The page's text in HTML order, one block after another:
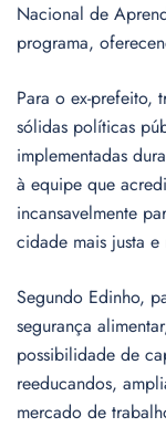
Nacional de
programa,
Para o ex-prefeito,
sólidas políticas
implementadas
à equipe que
incansavelmente
cidade mais justa e
Segundo Edinho,
segurança
possibilidade de
reeducandos,
mercado de